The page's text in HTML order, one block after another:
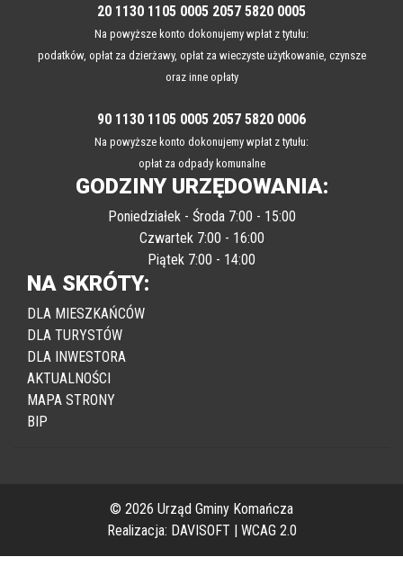
20 1130 1105 0005 2057 5820 0005
Na powyższe konto dokonujemy wpłat z tytułu:
podatków, opłat za dzierżawy, opłat za wieczyste użytkowanie, czynsze
oraz inne opłaty
90 1130 1105 0005 2057 5820 0006
Na powyższe konto dokonujemy wpłat z tytułu:
opłat za odpady komunalne
GODZINY URZĘDOWANIA:
Poniedziałek - Środa 7:00 - 15:00
Czwartek 7:00 - 16:00
Piątek 7:00 - 14:00
NA SKRÓTY:
DLA MIESZKAŃCÓW
DLA TURYSTÓW
DLA INWESTORA
AKTUALNOŚCI
MAPA STRONY
BIP
© 2026 Urząd Gminy Komańcza
Realizacja: DAVISOFT | WCAG 2.0